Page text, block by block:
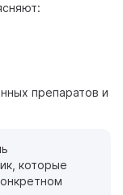
препаратов и
которые